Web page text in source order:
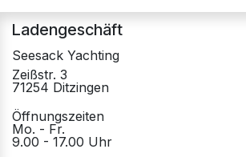
Ladengeschäft
Seesack Yachting
Zeißstr. 3
71254 Ditzingen
Öffnungszeiten
Mo. - Fr.
9.00 - 17.00 Uhr